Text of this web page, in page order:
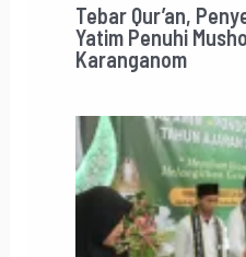
Tebar Qur’an,
Yatim Penuhi
Karanganom